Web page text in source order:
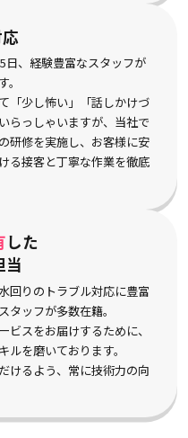
日、経験豊富なスタッフが
「少し怖い」「話しかけづ
らっしゃいますが、当社で
研修を実施し、お客様に安
る接客と丁寧な作業を徹底
した
当
回りのトラブル対応に豊富
タッフが多数在籍。
ビスをお届けするために、
ルを磨いております。
けるよう、常に技術力の向